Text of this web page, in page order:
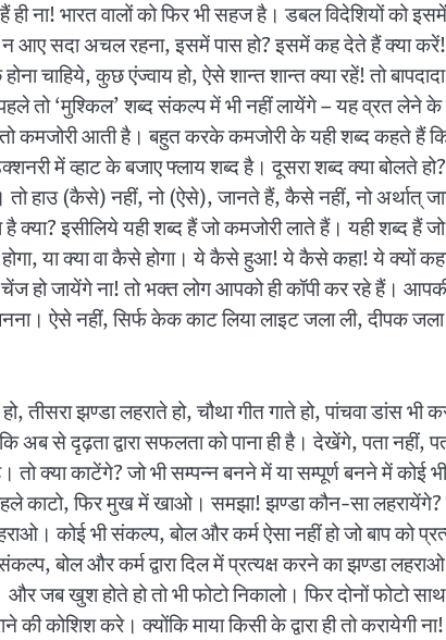
ही ना! भारत वालों को फिर भी सहज है। डबल विदेशियों
आए सदा अचल रहना, इसमें पास हो? इसमें कह देते हैं क्या
चाहिये, कुछ एंज्वाय हो, ऐसे शान्त शान्त क्या रहें! तो
तो ‘मुश्किल’ शब्द संकल्प में भी नहीं लायेंगे – यह व्रत लेने
कमजोरी आती है। बहुत करके कमजोरी के यही शब्द कहते हैं
में व्हाट के बजाए फ्लाय शब्द है। दूसरा शब्द क्या बोलते
तो हाउ (कैसे) नहीं, नो (ऐसे), जानते हैं, कैसे नहीं, नो अर्थात्
है क्या? इसीलिये यही शब्द हैं जो कमजोरी लाते हैं। यही
होगा, या क्या वा कैसे होगा। ये कैसे हुआ! ये कैसे कहा! ये
हो जायेंगे ना! तो भक्त लोग आपको ही कॉपी कर रहे हैं।
बनना। ऐसे नहीं, सिर्फ केक काट लिया लाइट जला ली,
तीसरा झण्डा लहराते हो, चौथा गीत गाते हो, पांचवा डांस
से दृढ़ता द्वारा सफलता को पाना ही है। देखेंगे, पता नहीं,
तो क्या काटेंगे? जो भी सम्पन्न बनने में या सम्पूर्ण बनने में
फिर मुख में खाओ। समझा! झण्डा कौन-सा लहरायेंगे?
कोई भी संकल्प, बोल और कर्म ऐसा नहीं हो जो बाप
बोल और कर्म द्वारा दिल में प्रत्यक्ष करने का झण्डा
जब खुश होते हो तो भी फोटो निकालो। फिर दोनों फोटो
कोशिश करे। क्योंकि माया किसी के द्वारा ही तो